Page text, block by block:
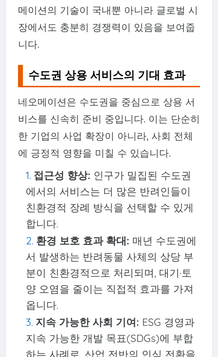
메이션의 기술이 국내뿐 아니라 글로벌 시
장에서도 충분히 경쟁력이 있음을 보여줍
니다.
수도권 상용 서비스의 기대 효과
네오메이션은 수도권을 중심으로 상용 서
비스를 신속히 준비 중입니다. 이는 단순히
한 기업의 사업 확장이 아니라, 사회 전체
에 긍정적 영향을 미칠 수 있습니다.
접근성 향상: 인구가 밀집된 수도권
에서의 서비스는 더 많은 반려인들이
친환경적 장례 방식을 선택할 수 있게
합니다.
환경 보호 효과 확대: 매년 수도권에
서 발생하는 반려동물 사체의 상당 부
분이 친환경적으로 처리되며, 대기·토
양 오염을 줄이는 직접적 효과를 가져
옵니다.
지속 가능한 사회 기여: ESG 경영과
지속 가능한 개발 목표(SDGs)에 부합
하는 사례로, 산업 전반의 인식 전환을